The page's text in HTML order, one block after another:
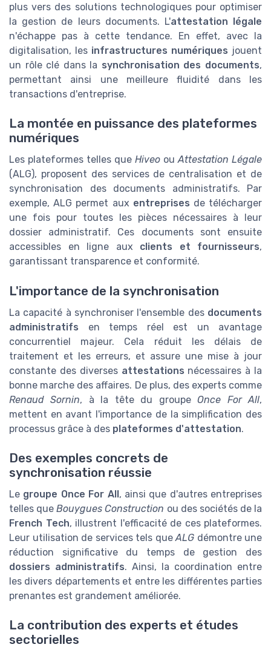
plus vers des solutions technologiques pour optimiser
la gestion de leurs documents. L'attestation légale
n'échappe pas à cette tendance. En effet, avec la
digitalisation, les infrastructures numériques jouent
un rôle clé dans la synchronisation des documents,
permettant ainsi une meilleure fluidité dans les
transactions d'entreprise.
La montée en puissance des plateformes
numériques
Les plateformes telles que Hiveo ouAttestation Légale
(ALG), proposent des services de centralisation et de
synchronisation des documents administratifs. Par
exemple, ALG permet aux entreprises de télécharger
une fois pour toutes les pièces nécessaires à leur
dossier administratif. Ces documents sont ensuite
accessibles en ligne aux clients et fournisseurs,
garantissant transparence et conformité.
L'importance de la synchronisation
La capacité à synchroniser l'ensemble des documents
administratifs en temps réel est un avantage
concurrentiel majeur. Cela réduit les délais de
traitement et les erreurs, et assure une mise à jour
constante des diverses attestations nécessaires à la
bonne marche des affaires. De plus, des experts comme
Renaud Sornin, à la tête du groupeOnce For All,
mettent en avant l'importance de la simplification des
processus grâce à des plateformes d'attestation.
Des exemples concrets de
synchronisation réussie
Le groupe Once For All, ainsi que d'autres entreprises
telles queBouygues Construction ou des sociétés de la
French Tech, illustrent l'efficacité de ces plateformes.
Leur utilisation de services tels queALG démontre une
réduction significative du temps de gestion des
dossiers administratifs. Ainsi, la coordination entre
les divers départements et entre les différentes parties
prenantes est grandement améliorée.
La contribution des experts et études
sectorielles